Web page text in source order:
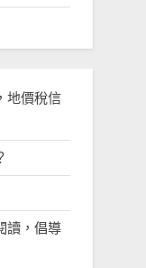
地價稅信
讀，倡導